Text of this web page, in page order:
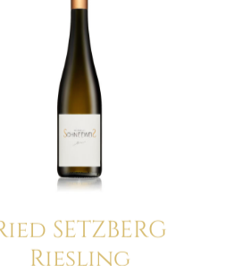
SETZBERG
Riesling
Details